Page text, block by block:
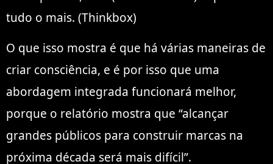
tudo o mais. (Thinkbox)
O que isso mostra é que há várias maneiras de
criar consciência, e é por isso que uma
abordagem integrada funcionará melhor,
porque o relatório mostra que “alcançar
grandes públicos para construir marcas na
próxima década será mais difícil”.